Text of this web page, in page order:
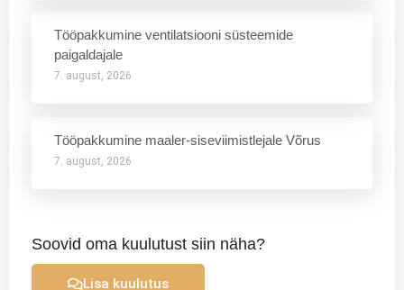
Tööpakkumine ventilatsiooni süsteemide
paigaldajale
7. august, 2026
Tööpakkumine maaler-siseviimistlejale Võrus
7. august, 2026
Soovid oma kuulutust siin näha?
Lisa kuulutus